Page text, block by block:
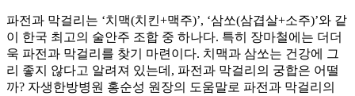
파전과 막걸리는 ‘치맥(치킨+맥주)’, ‘삼쏘(삼겹살+소주)’와 같
이 한국 최고의 술안주 조합 중 하나다. 특히 장마철에는 더더
욱 파전과 막걸리를 찾기 마련이다. 치맥과 삼쏘는 건강에 그
리 좋지 않다고 알려져 있는데, 파전과 막걸리의 궁합은 어떨
까? 자생한방병원 홍순성 원장의 도움말로 파전과 막걸리의